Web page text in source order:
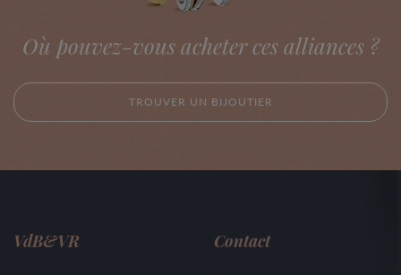
Où pouvez-vous acheter ces alliances ?
TROUVER UN BIJOUTIER
VdB&VR Contact